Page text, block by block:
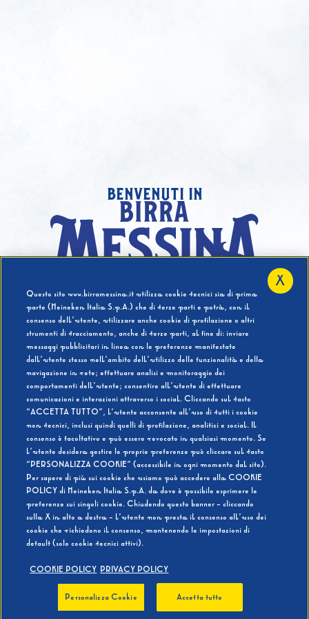
benvenuti in
Hai compiuto 18 Anni?
SI NO
BEVI RESPONSABILMENTE
Questo sito www.birramessina.it utilizza cookie tecnici sia di prima
parte (Heineken Italia S.p.A.) che di terze parti e potrà, con il
consenso dell’utente, utilizzare anche cookie di profilazione o altri
strumenti di tracciamento, anche di terze parti, al fine di: inviare
messaggi pubblicitari in linea con le preferenze manifestate
dall’utente stesso nell’ambito dell’utilizzo delle funzionalità e della
navigazione in rete; effettuare analisi e monitoraggio dei
comportamenti dell’utente; consentire all’utente di effettuare
comunicazioni e interazioni attraverso i social. Cliccando sul tasto
“ACCETTA TUTTO”, l’utente acconsente all’uso di tutti i cookie
non tecnici, inclusi quindi quelli di profilazione, analitici e social. Il
consenso è facoltativo e può essere revocato in qualsiasi momento. Se
l’utente desidera gestire le proprie preferenze può cliccare sul tasto
“PERSONALIZZA COOKIE” (accessibile in ogni momento dal sito).
Per sapere di più sui cookie che usiamo può accedere alla COOKIE
POLICY di Heineken Italia S.p.A. da dove è possibile esprimere le
preferenze sui singoli cookie. Chiudendo questo banner - cliccando
sulla X in alto a destra - l’utente non presta il consenso all’uso dei
cookie che richiedono il consenso, mantenendo le impostazioni di
default (solo cookie tecnici attivi).
COOKIE POLICY PRIVACY POLICY
Personalizza Cookie Accetta tutto
X